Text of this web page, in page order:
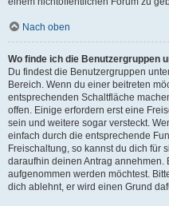
Nach oben
Wo finde ich die Benutzergruppen
Du findest die Benutzergruppen
Bereich. Wenn du einer beitreten
entsprechenden Schaltfläche
offen. Einige erfordern erst eine
sein und weitere sogar versteckt.
einfach durch die entsprechende
Freischaltung, so kannst du dich für
daraufhin deinen Antrag annehmen.
aufgenommen werden möchtest.
dich ablehnt, er wird einen Grund